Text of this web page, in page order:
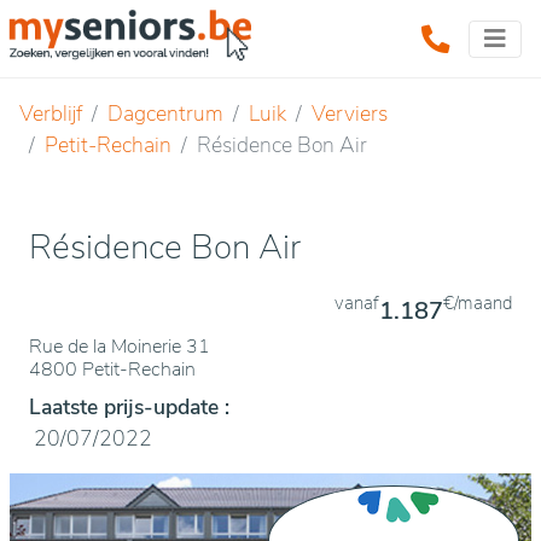
Verblijf Dagcentrum Luik
Verviers
Petit-Rechain
Résidence Bon Air
Résidence Bon Air
Rue de la Moinerie 31
4800 Petit-Rechain
vanaf1.187€/maand
Laatste prijs-update :
20/07/2022